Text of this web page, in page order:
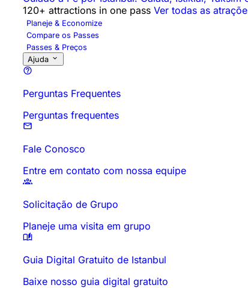
120+ attractions in one pass Ver todas as
Planeje & Economize
Compare os Passes
Passes & Preços
Ajuda
Perguntas Frequentes
Perguntas frequentes
Fale Conosco
Entre em contato com nossa equipe
Solicitação de Grupo
Planeje uma visita em grupo
Guia Digital Gratuito de Istanbul
Baixe nosso guia digital gratuito